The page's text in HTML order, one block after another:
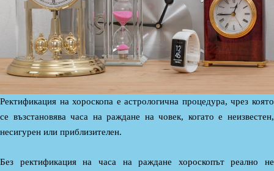
Ректификация на хороскопа е астрологична процедура, чрез която
се възстановява часа на раждане на човек, когато е неизвестен,
несигурен или приблизителен.
Без ректификация на часа на раждане хороскопът реално не